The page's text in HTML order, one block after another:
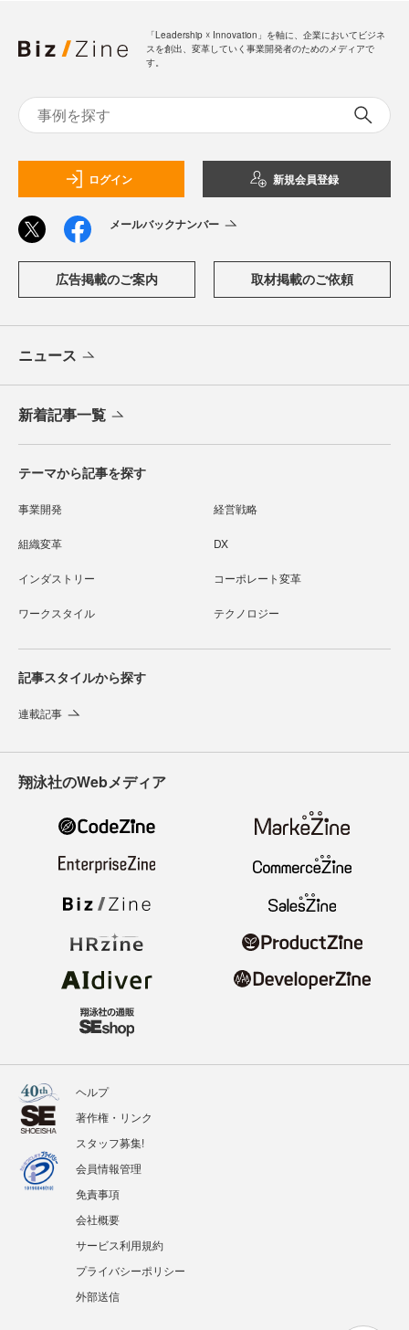
「Leadership ☓ Innovation」を軸に、企業においてビジネ
スを創出、変革していく事業開発者のためのメディアで
す。
ログイン 新規会員登録
メールバックナンバー
広告掲載のご案内 取材掲載のご依頼
ニュース
新着記事一覧
テーマから記事を探す
事業開発 経営戦略
組織変革 DX
インダストリー コーポレート変革
ワークスタイル テクノロジー
記事スタイルから探す
連載記事
翔泳社のWebメディア
ヘルプ
著作権・リンク
スタッフ募集!
会員情報管理
免責事項
会社概要
サービス利用規約
プライバシーポリシー
外部送信